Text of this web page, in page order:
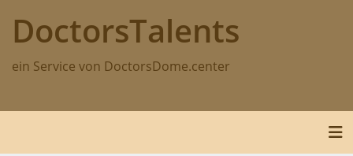
content
DoctorsTalents
ein Service von DoctorsDome.center